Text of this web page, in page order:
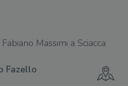
Massimi a Sciacca
Fazello